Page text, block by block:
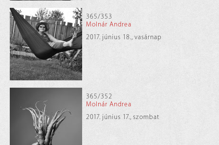
365/353
Molnár Andrea
2017. június 18., vasárnap
365/352
Molnár Andrea
2017. június 17., szombat